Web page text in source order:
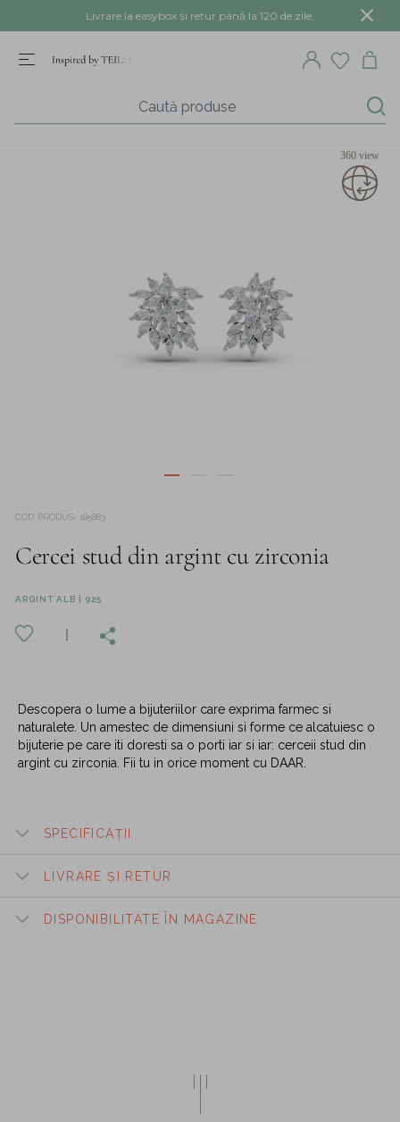
Livrare la easybox și retur până la 120 de zile.
360 view
COD PRODUS 185883
Cercei stud din argint cu zirconia
ARGINT ALB | 925
Descopera o lume a bijuteriilor care exprima farmec si
naturalete. Un amestec de dimensiuni si forme ce alcatuiesc o
bijuterie pe care iti doresti sa o porti iar si iar: cerceii stud din
argint cu zirconia. Fii tu in orice moment cu DAAR.
SPECIFICAȚII
LIVRARE ȘI RETUR
DISPONIBILITATE ÎN MAGAZINE